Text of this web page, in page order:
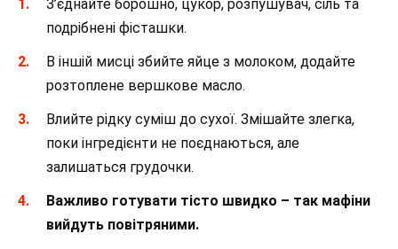
З’єднайте борошно, цукор, розпушувач, сіль та
подрібнені фісташки.
В іншій мисці збийте яйце з молоком, додайте
розтоплене вершкове масло.
Влийте рідку суміш до сухої. Змішайте злегка,
поки інгредієнти не поєднаються, але
залишаться грудочки.
Важливо готувати тісто швидко – так мафіни
вийдуть повітряними.